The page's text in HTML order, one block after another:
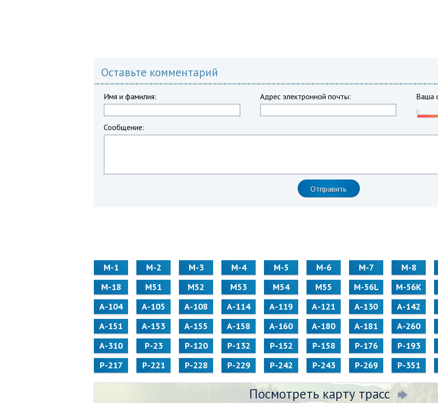
Оставьте комментарий
Имя и фамилия: Адрес электронной почты: Ваша
Сообщение:
М-1 М-2 М-3 М-4 М-5 М-6 М-7
М-8
М-18
М51 М52 М53 М54 М55 M-56L
M-56K
А-104
А-105 А-108 А-114 А-119 А-121 А-130
А-142
А-151
А-153 А-155 А-158 А-160 А-180 А-181
А-260
А-310
Р-23 Р-120 Р-132 Р-152 Р-158 Р-176
Р-193
Р-217
Р-221 Р-228 Р-229 Р-242 Р-243 Р-269 Р-351
Посмотреть карту трасс